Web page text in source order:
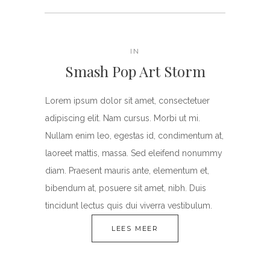
IN
Smash Pop Art Storm
Lorem ipsum dolor sit amet, consectetuer
adipiscing elit. Nam cursus. Morbi ut mi.
Nullam enim leo, egestas id, condimentum at,
laoreet mattis, massa. Sed eleifend nonummy
diam. Praesent mauris ante, elementum et,
bibendum at, posuere sit amet, nibh. Duis
tincidunt lectus quis dui viverra vestibulum.
LEES MEER